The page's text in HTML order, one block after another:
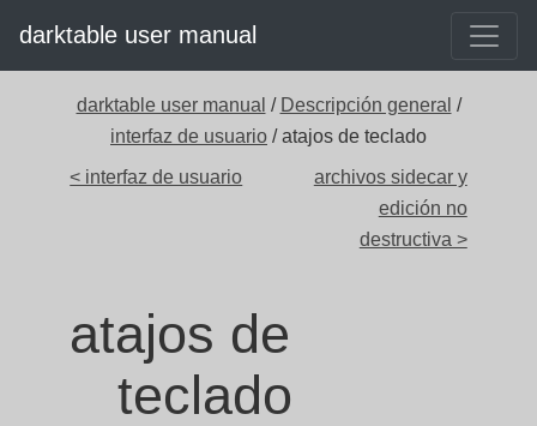
darktable user manual
darktable user manual / Descripción general /
interfaz de usuario / atajos de teclado
< interfaz de usuario
archivos sidecar y
edición no
destructiva >
atajos de
teclado